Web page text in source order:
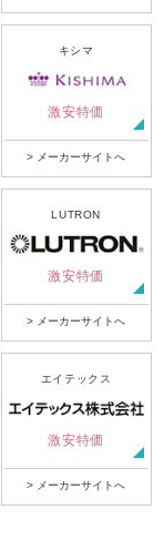
キシマ
激安特価
> メーカーサイトへ
LUTRON
激安特価
> メーカーサイトへ
エイテックス
激安特価
> メーカーサイトへ